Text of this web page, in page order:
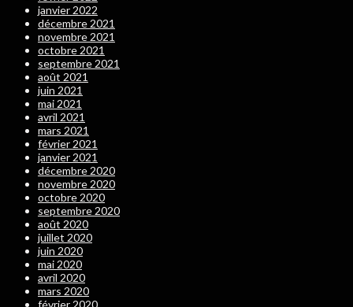
janvier 2022
décembre 2021
novembre 2021
octobre 2021
septembre 2021
août 2021
juin 2021
mai 2021
avril 2021
mars 2021
février 2021
janvier 2021
décembre 2020
novembre 2020
octobre 2020
septembre 2020
août 2020
juillet 2020
juin 2020
mai 2020
avril 2020
mars 2020